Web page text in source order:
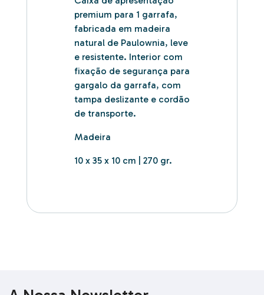
premium para 1 garrafa,
fabricada em madeira
natural de Paulownia, leve
e resistente. Interior com
fixação de segurança para
gargalo da garrafa, com
tampa deslizante e cordão
de transporte.
Madeira
10 x 35 x 10 cm | 270 gr.